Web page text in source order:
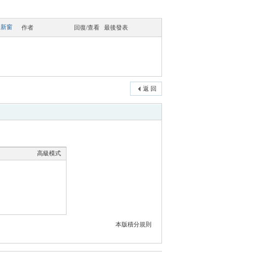
新窗 作者 回復/查看 最後發表
返 回
高級模式
本版積分規則